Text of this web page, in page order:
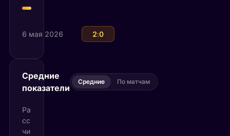
6 мая 2026 Лаура Зигемунд
2:0
Средние
показатели
Средние По матчам
Ра
сс
чи